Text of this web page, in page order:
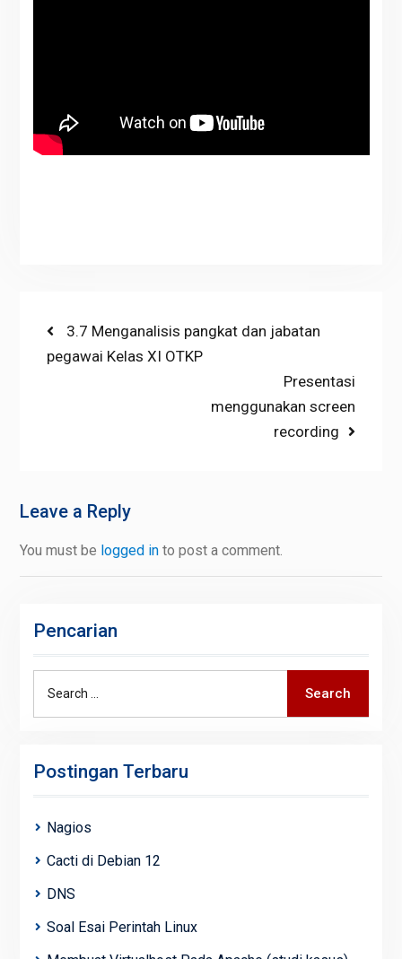
Post
navigation
Previous
post:
3.7 Menganalisis pangkat dan jabatan
pegawai Kelas XI OTKP
Next
post:
Presentasi
menggunakan screen
recording
Leave a Reply
You must be logged into post a comment.
Pencarian
Search
Postingan Terbaru
Nagios
Cacti di Debian 12
DNS
Soal Esai Perintah Linux